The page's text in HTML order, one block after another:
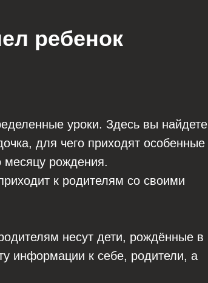
ребенок
уроки. Здесь вы найдете
для чего приходят особенные
месяцу рождения.
к родителям со своими
несут дети, рождённые в
информации к себе, родители, а